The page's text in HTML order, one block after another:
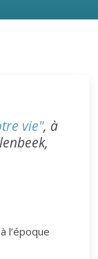
vie", à
l’époque